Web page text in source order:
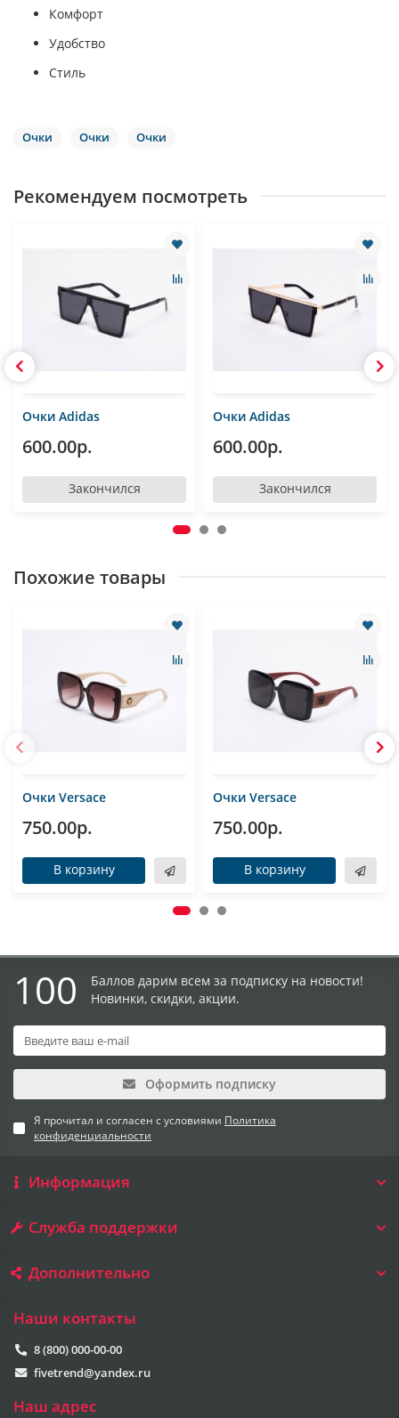
Комфорт
Удобство
Стиль
Очки Очки Очки
Рекомендуем посмотреть
Очки Adidas
600.00р.
Закончился
Очки Adidas
600.00р.
Закончился
Похожие товары
Очки Versace
750.00р.
В корзину
Очки Versace
750.00р.
В корзину
100
Баллов дарим всем за подписку на новости!
Новинки, скидки, акции.
Оформить подписку
Я прочитал и согласен с условиями Политика
конфиденциальности
Информация
Служба поддержки
Дополнительно
Наши контакты
8 (800) 000-00-00
fivetrend@yandex.ru
Наш адрес